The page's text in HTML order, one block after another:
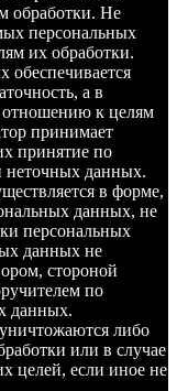
обработки. Не
персональных
их обработки.
обеспечивается
а в
отношению к целям
принимает
принятие по
данных.
в форме,
данных, не
персональных
данных не
стороной
по
данных.
либо
или в случае
целей, если иное не